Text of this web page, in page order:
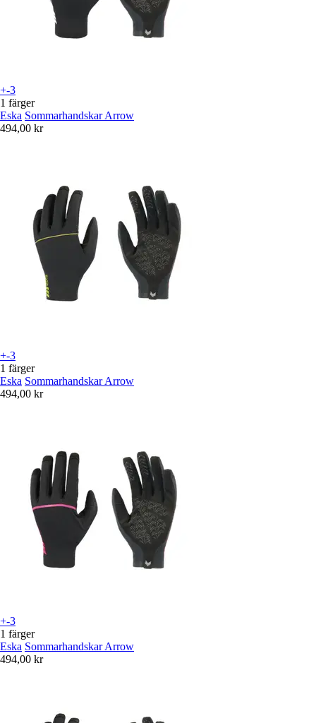
+-3
1 färger
Eska Sommarhandskar Arrow
494,00 kr
+-3
1 färger
Eska Sommarhandskar Arrow
494,00 kr
+-3
1 färger
Eska Sommarhandskar Arrow
494,00 kr